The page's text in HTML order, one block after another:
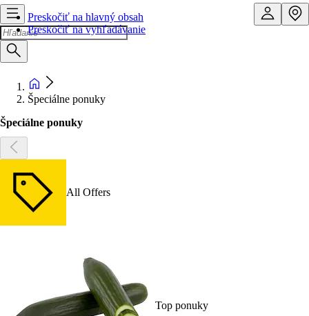
Preskočiť na hlavný obsah
Preskočiť na vyhľadávanie
Špeciálne ponuky
Špeciálne ponuky
All Offers
Top ponuky